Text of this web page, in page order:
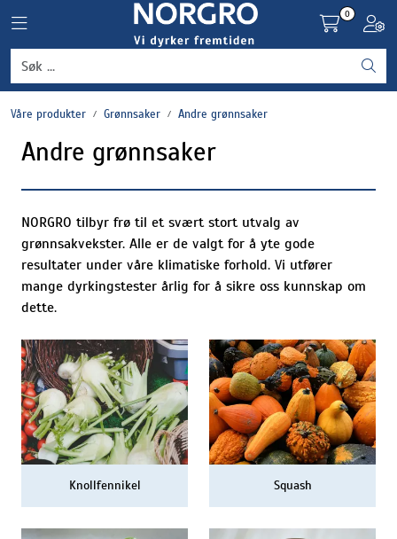
Toggle navigation
0
Våre produkter Grønnsaker Andre grønnsaker
Andre grønnsaker
NORGRO tilbyr frø til et svært stort utvalg av
grønnsakvekster. Alle er de valgt for å yte gode
resultater under våre klimatiske forhold. Vi utfører
mange dyrkingstester årlig for å sikre oss kunnskap om
dette.
Knollfennikel Squash
Grønnsaker
Settepotet og setteløk
Frukt og bær
Plantevern og nyttedyr
Blomster, potter og brett
Driftsmidler